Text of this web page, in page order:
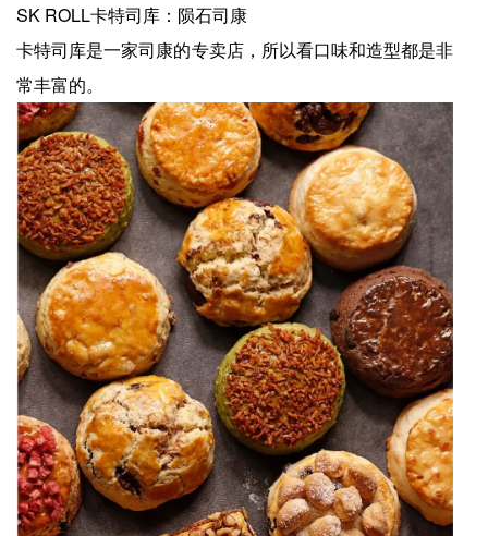
SK ROLL卡特司库：陨石司康
卡特司库是一家司康的专卖店，所以看口味和造型都是非
常丰富的。